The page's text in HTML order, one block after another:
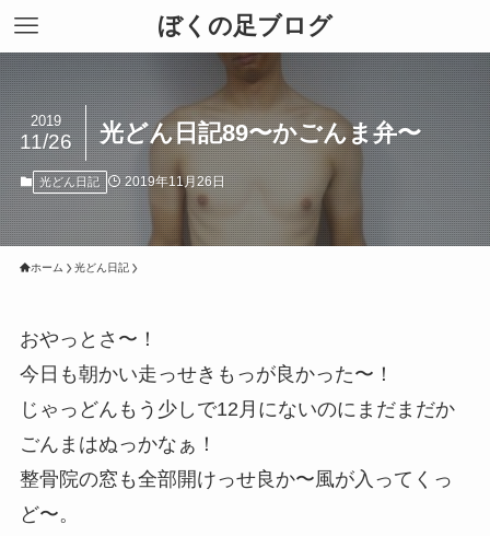
ぼくの足ブログ
光どん日記89〜かごんま弁〜
2019
11/26
光どん日記 2019年11月26日
ホーム 光どん日記
おやっとさ〜！
今日も朝かい走っせきもっが良かった〜！
じゃっどんもう少しで12月にないのにまだまだか
ごんまはぬっかなぁ！
整骨院の窓も全部開けっせ良か〜風が入ってくっ
ど〜。